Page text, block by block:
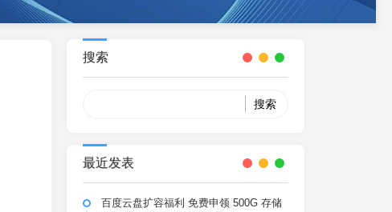
搜索
最近发表
百度云盘扩容福利 免费申领 500G 存储